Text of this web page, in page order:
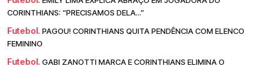
CORINTHIANS: “PRECISAMOS DELA...”
Futebol. PAGOU! CORINTHIANS QUITA PENDÊNCIA COM ELENCO
FEMININO
Futebol. GABI ZANOTTI MARCA E CORINTHIANS ELIMINA O